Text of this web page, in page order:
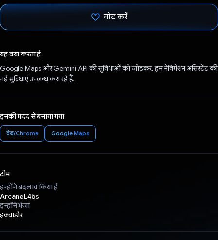
वोट करें
यह क्या करता है
Google Maps और Gemini API की सुविधाओं को जोड़कर, हम नेविगेशन असिस्टेंट की
नई सुविधाएं उपलब्ध करा रहे हैं.
इनकी मदद से बनाया गया
वेब/Chrome Google Maps
टीम
इन्होंने बदलाव किया है
ArcaneL4bs
इन्होंने भेजा
इक्वाडोर